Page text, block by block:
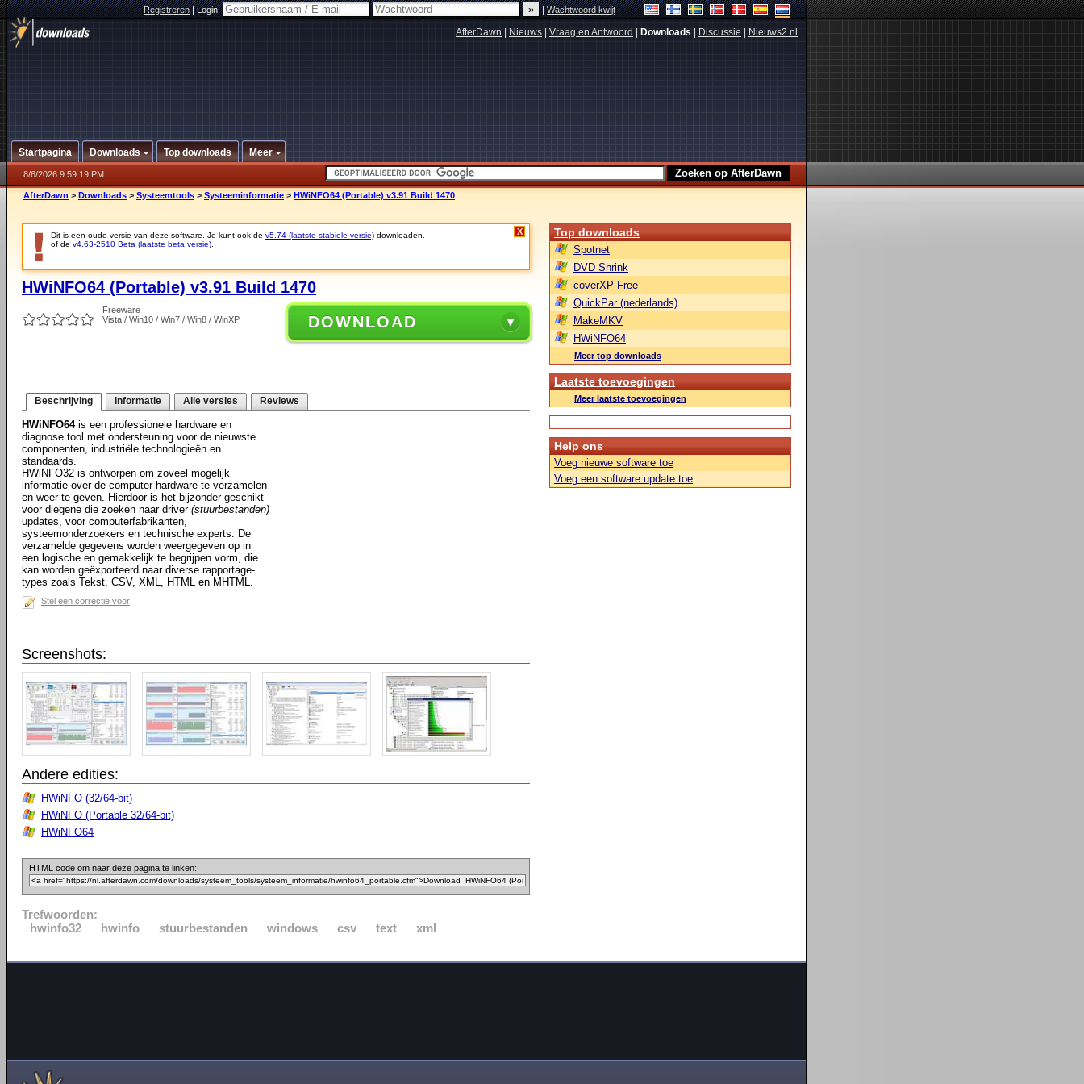
Registreren|Login: |Wachtwoord kwijt
AfterDawn Nieuws Vraag en Antwoord Downloads Discussie Nieuws2.nl
Startpagina Downloads Top downloads Meer
8/6/2026 9:59:19 PM
AfterDawn > Downloads > Systeemtools > Systeeminformatie > HWiNFO64 (Portable) v3.91 Build 1470
Dit is een oude versie van deze software. Je kunt ook de v5.74 (laatste stabiele versie) downloaden.
of de v4.63-2510 Beta (laatste beta versie)
X
HWiNFO64 (Portable) v3.91 Build 1470
Freeware
Vista / Win10 / Win7 / Win8 / WinXP
DOWNLOAD
Beschrijving Informatie Alle versies Reviews
HWiNFO64is een professionele hardware en
diagnose tool met ondersteuning voor de nieuwste
componenten, industriële technologieën en
standaards.
HWiNFO32 is ontworpen om zoveel mogelijk
informatie over de computer hardware te verzamelen
en weer te geven. Hierdoor is het bijzonder geschikt
voor diegene die zoeken naar driver (stuurbestanden)
updates, voor computerfabrikanten,
systeemonderzoekers en technische experts. De
verzamelde gegevens worden weergegeven op in
een logische en gemakkelijk te begrijpen vorm, die
kan worden geëxporteerd naar diverse rapportage-
types zoals Tekst, CSV, XML, HTML en MHTML.
Stel een correctie voor
Screenshots:
Andere edities:
HWiNFO (32/64-bit)
HWiNFO (Portable 32/64-bit)
HWiNFO64
HTML code om naar deze pagina te linken:
Trefwoorden:
hwinfo32
hwinfo stuurbestanden windows csv text xml
Top downloads
Spotnet
DVD Shrink
coverXP Free
QuickPar (nederlands)
MakeMKV
HWiNFO64
Meer top downloads
Laatste toevoegingen
Meer laatste toevoegingen
Help ons
Voeg nieuwe software toe
Voeg een software update toe